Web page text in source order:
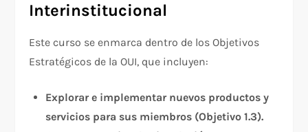
Interinstitucional
Este curso se enmarca dentro de los Objetivos
Estratégicos de la OUI, que incluyen:
Explorar e implementar nuevos productos y
servicios para sus miembros (Objetivo 1.3).